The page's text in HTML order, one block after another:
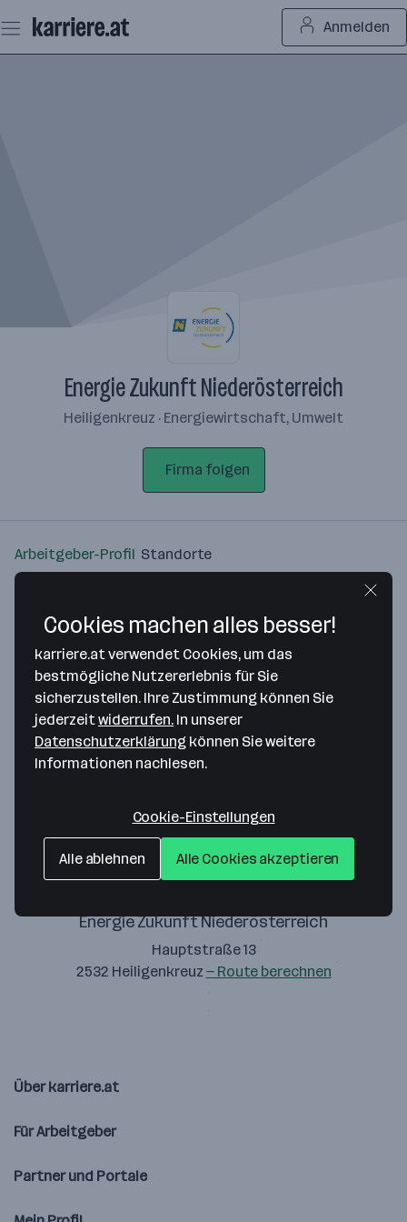
Seiteninhalt
springen
Anmelden
Energie Zukunft Niederösterreich
Heiligenkreuz · Energiewirtschaft, Umwelt
Firma folgen
Arbeitgeber-Profil Standorte
Bitte stimme unseren Cookie-
Richtlinien zu, um diese Karte
anzuzeigen.
Energie Zukunft Niederösterreich
Hauptstraße 13
2532 Heiligenkreuz — Route berechnen
Über karriere.at
Für Arbeitgeber
Partner und Portale
Cookies machen alles besser!
karriere.at verwendet Cookies, um das
bestmögliche Nutzererlebnis für Sie
sicherzustellen. Ihre Zustimmung können Sie
jederzeitwiderrufen. In unserer
Datenschutzerklärung können Sie weitere
Informationen nachlesen.
Cookie-Einstellungen
Alle ablehnen Alle Cookies akzeptieren